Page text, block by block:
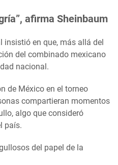
afirma Sheinbaum
insistió en que, más allá del
del combinado mexicano
nacional.
de México en el torneo
compartieran momentos
algo que consideró
país.
del papel de la